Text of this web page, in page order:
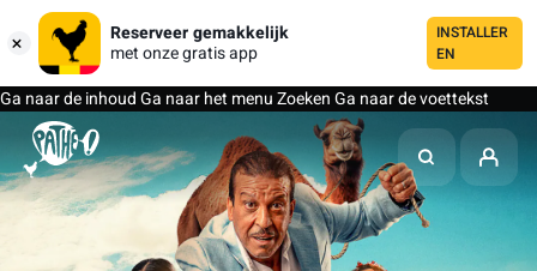
Reserveer gemakkelijk
met onze gratis app
INSTALLER
EN
Ga naar de inhoudGa naar het menuZoekenGa naar de voettekst